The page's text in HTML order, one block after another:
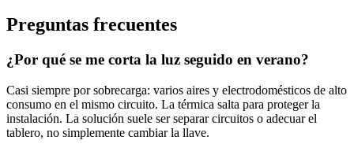
Preguntas frecuentes
¿Por qué se me corta la luz seguido en verano?
Casi siempre por sobrecarga: varios aires y electrodomésticos de alto
consumo en el mismo circuito. La térmica salta para proteger la
instalación. La solución suele ser separar circuitos o adecuar el
tablero, no simplemente cambiar la llave.